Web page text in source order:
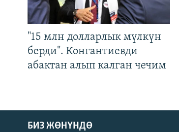
"15 млн долларлык мүлкүн
берди". Конгантиевди
абактан алып калган чечим
БИЗ ЖӨНҮНДӨ